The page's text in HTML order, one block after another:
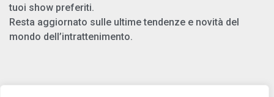
tuoi show preferiti.
Resta aggiornato sulle ultime tendenze e novità del
mondo dell’intrattenimento.